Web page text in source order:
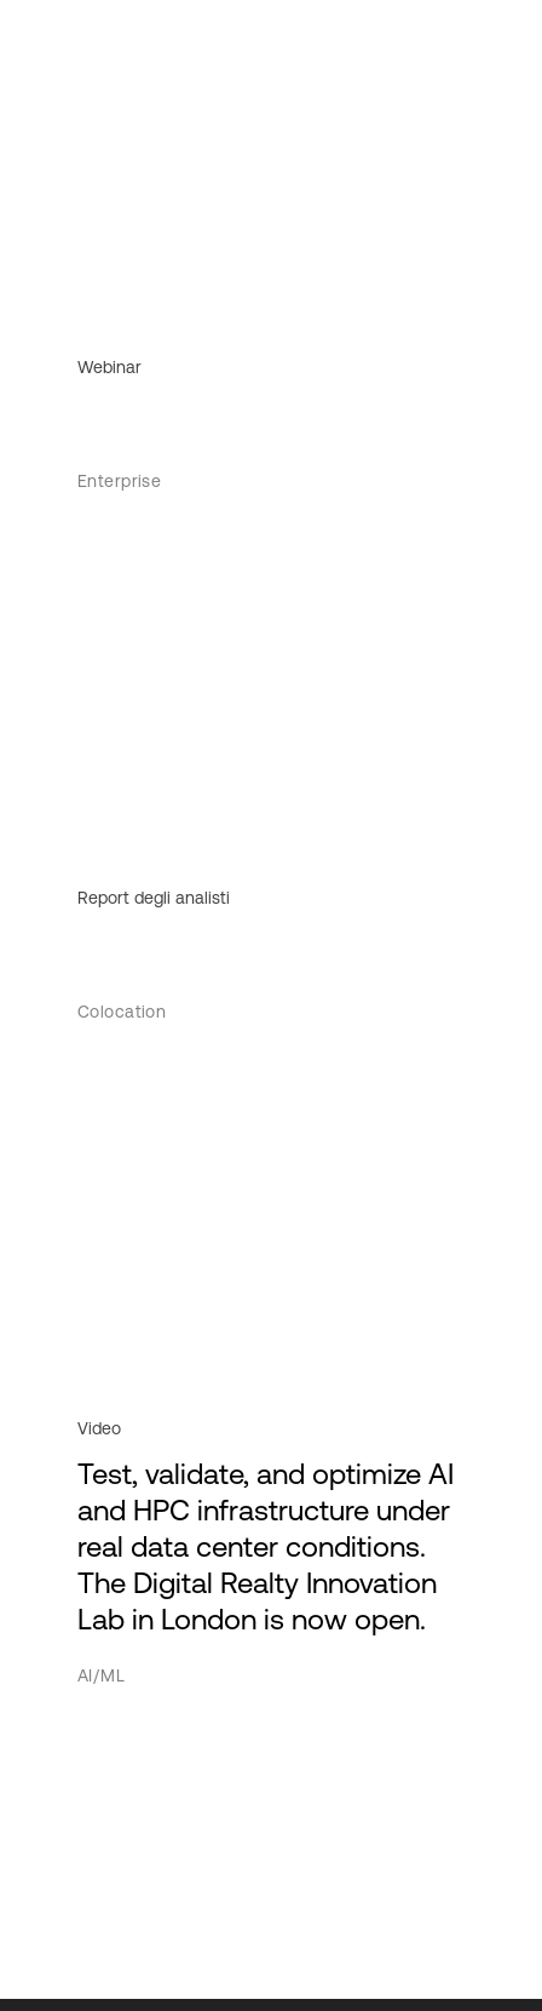
Webinar
Enterprise
Report degli analisti
Colocation
Video
Test, validate, and optimize AI
and HPC infrastructure under
real data center conditions.
The Digital Realty Innovation
Lab in London is now open.
AI/ML